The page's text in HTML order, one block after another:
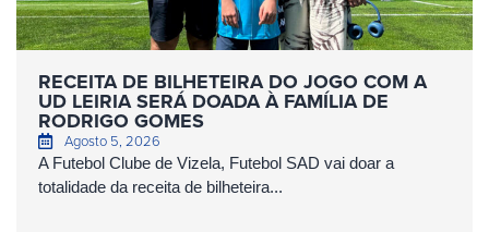
RECEITA DE BILHETEIRA DO JOGO COM A
UD LEIRIA SERÁ DOADA À FAMÍLIA DE
RODRIGO GOMES
Agosto 5, 2026
A Futebol Clube de Vizela, Futebol SAD vai doar a
totalidade da receita de bilheteira...